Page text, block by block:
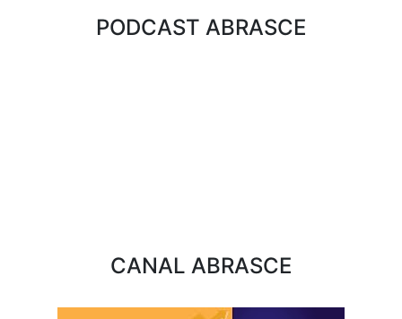
PODCAST ABRASCE
CANAL ABRASCE